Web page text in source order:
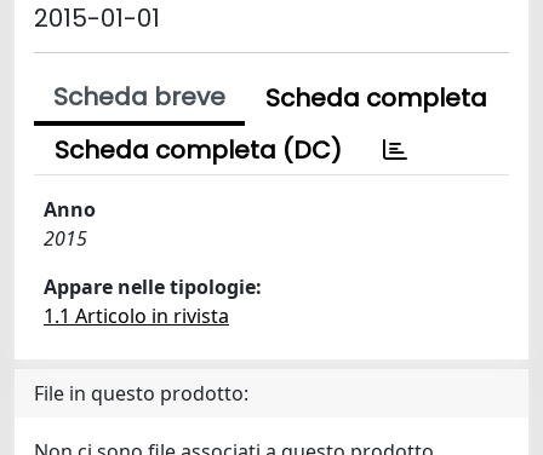
2015-01-01
Scheda breve
Scheda completa
Scheda completa (DC)
Anno
2015
Appare nelle tipologie:
1.1 Articolo in rivista
File in questo prodotto: